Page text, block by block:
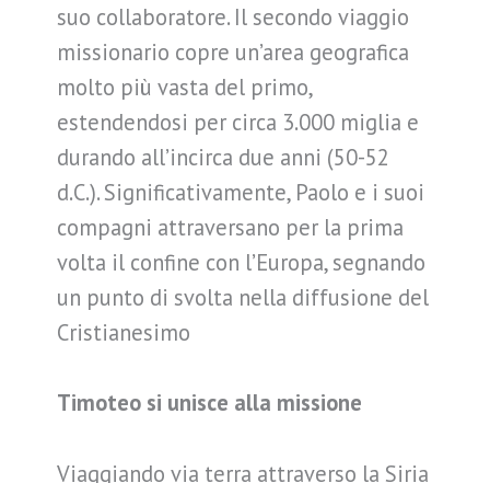
suo collaboratore. Il secondo viaggio
missionario copre un’area geografica
molto più vasta del primo,
estendendosi per circa 3.000 miglia e
durando all’incirca due anni (50-52
d.C.). Significativamente, Paolo e i suoi
compagni attraversano per la prima
volta il confine con l’Europa, segnando
un punto di svolta nella diffusione del
Cristianesimo
Timoteo si unisce alla missione
Viaggiando via terra attraverso la Siria